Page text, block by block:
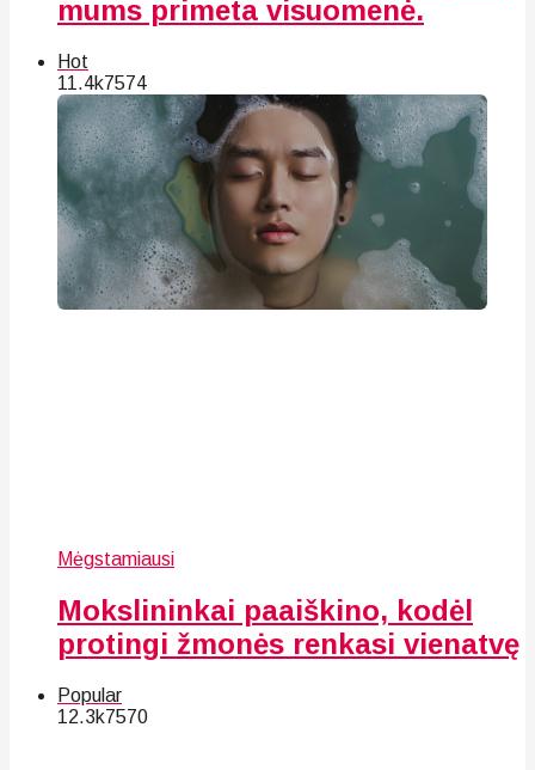
mums primeta visuomenė.
Hot
11.4k7574
Mėgstamiausi
Mokslininkai paaiškino, kodėl
protingi žmonės renkasi vienatvę
Popular
12.3k7570